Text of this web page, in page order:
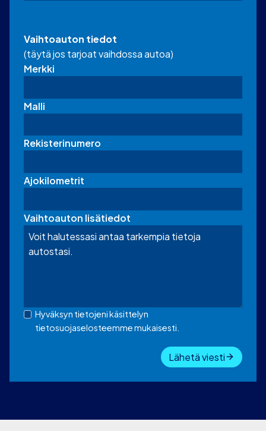
Vaihtoauton tiedot
(täytä jos tarjoat vaihdossa autoa)
Merkki
Malli
Rekisterinumero
Ajokilometrit
Vaihtoauton lisätiedot
Hyväksyn tietojeni käsittelyn
tietosuojaselosteemme mukaisesti.
Lähetä viesti